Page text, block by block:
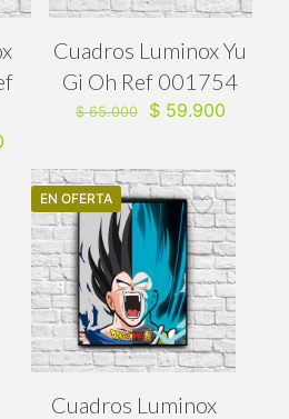
actual
$ 59.900.
Cuadros Luminox Yu
Gi Oh Ref 001754
$65.000
El
era:
$ 65.000.
$59.900El
es:
$
EN OFERTA
Cuadros Luminox